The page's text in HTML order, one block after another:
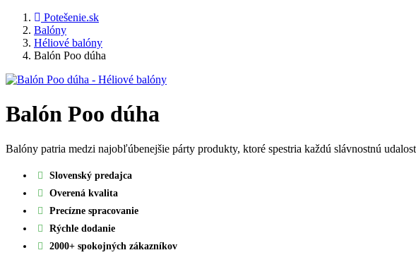
Potešenie.sk
Balóny
Héliové balóny
Balón Poo dúha
Balón Poo dúha
Balóny patria medzi najobľúbenejšie párty produkty, ktoré spestria každú slávnostnú
Slovenský predajca
Overená kvalita
Precízne spracovanie
Rýchle dodanie
2000+ spokojných zákazníkov